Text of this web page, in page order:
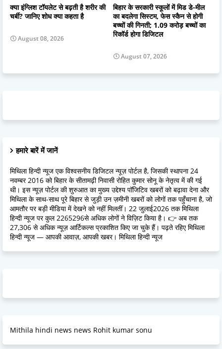
क्या इंग्लिश टॉयलेट से बढ़ती है शरीर की
चर्बी? जानिए शोध क्या कहता है
August 08, 2026
बिहार के सरकारी स्कूलों में मिड डे-मील
का बदलेगा सिस्टम, फेस स्कैन से होगी
बच्चों की गिनती; 1.09 करोड़ बच्चों का
रिकॉर्ड होगा डिजिटल
August 07, 2026
हमारे बारें में जानें
मिथिला हिन्दी न्यूज एक विश्वसनीय डिजिटल न्यूज़ पोर्टल है, जिसकी स्थापना 24
नवम्बर 2016 को बिहार के सीतामढ़ी निवासी रोहित कुमार सोनू के नेतृत्व में की गई
थी। इस न्यूज़ पोर्टल की शुरुआत का मुख्य उद्देश्य पॉजिटिव खबरों को बढ़ावा देना और
मिथिला के साथ-साथ पूरे बिहार से जुड़ी उन ज़मीनी खबरों को लोगों तक पहुँचाना है, जो
आमतौर पर बड़ी मीडिया में देखने को नहीं मिलतीं। 22 जुलाई2026 तक मिथिला
हिन्दी न्यूज पर कुल 2265296से अधिक लोगों ने विज़िट किया है। 👉 अब तक
27,306 से अधिक न्यूज़ आर्टिकल्स प्रकाशित किए जा चुके हैं। पढ़ते रहिए मिथिला
हिन्दी न्यूज — आपकी आवाज़, आपकी खबर। मिथिला हिन्दी न्यूज
Mithila hindi news news Rohit kumar sonu